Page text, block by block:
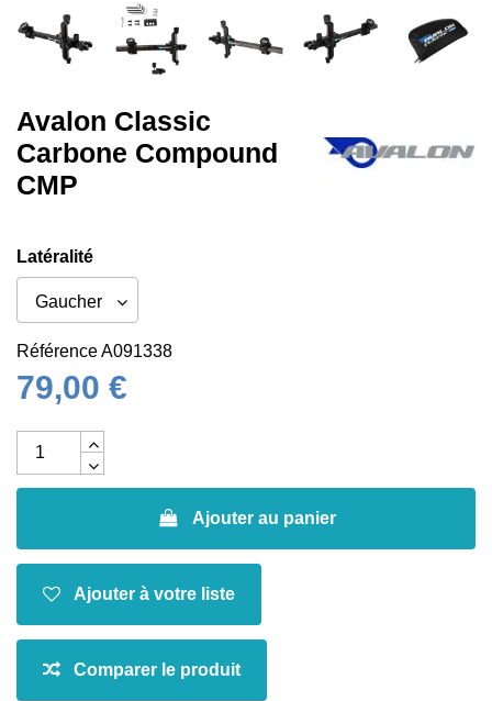
Avalon Classic
Carbone Compound
CMP
Latéralité
RéférenceA091338
79,00 €
Ajouter au panier